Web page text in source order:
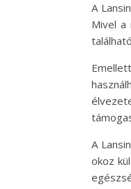
A
Mivel a
A
okoz